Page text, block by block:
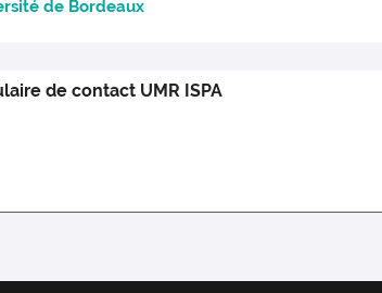
de Bordeaux
de contact UMR ISPA